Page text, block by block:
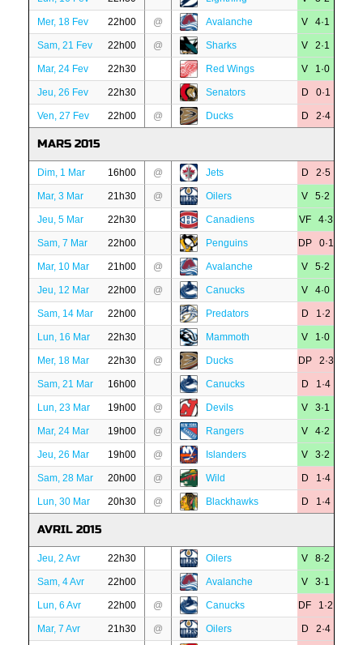
Mer, 18 Fev 22h00 @ Avalanche V 4·1
Sam, 21 Fev 22h00 @ Sharks V 2·1
Mar, 24 Fev 22h30 Red Wings V 1·0
Jeu, 26 Fev 22h30 Senators D 0·1
Ven, 27 Fev 22h00 @ Ducks D 2·4
MARS 2015
Dim, 1 Mar 16h00 @ Jets D 2·5
Mar, 3 Mar 21h30 @ Oilers V 5·2
Jeu, 5 Mar 22h30 Canadiens VF 4·3
Sam, 7 Mar 22h00 Penguins DP 0·1
Mar, 10 Mar 21h00 @ Avalanche V 5·2
Jeu, 12 Mar 22h00 @ Canucks V 4·0
Sam, 14 Mar 22h00 Predators D 1·2
Lun, 16 Mar 22h30 Mammoth V 1·0
Mer, 18 Mar 22h30 @ Ducks DP 2·3
Sam, 21 Mar 16h00 Canucks D 1·4
Lun, 23 Mar 19h00 @ Devils V 3·1
Mar, 24 Mar 19h00 @ Rangers V 4·2
Jeu, 26 Mar 19h00 @ Islanders V 3·2
Sam, 28 Mar 20h00 @ Wild D 1·4
Lun, 30 Mar 20h30 @ Blackhawks D 1·4
AVRIL 2015
Jeu, 2 Avr 22h30 Oilers V 8·2
Sam, 4 Avr 22h00 Avalanche V 3·1
Lun, 6 Avr 22h00 @ Canucks DF 1·2
Mar, 7 Avr 21h30 @ Oilers D 2·4